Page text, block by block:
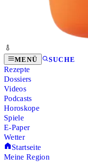
MENÜ SUCHE
Rezepte
Dossiers
Videos
Podcasts
Horoskope
Spiele
E-Paper
Wetter
Startseite
Meine Region